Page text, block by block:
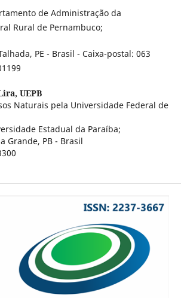
de Administração da
Rural de Pernambuco;
PE - Brasil - Caixa-postal: 063
UEPB
Naturais pela Universidade Federal de
Estadual da Paraíba;
Grande, PB - Brasil